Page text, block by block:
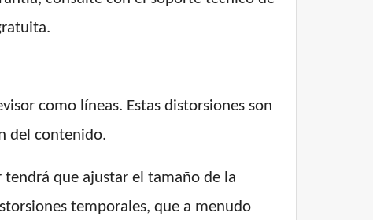
como líneas. Estas distorsiones son
del contenido.
tendrá que ajustar el tamaño de la
temporales, que a menudo